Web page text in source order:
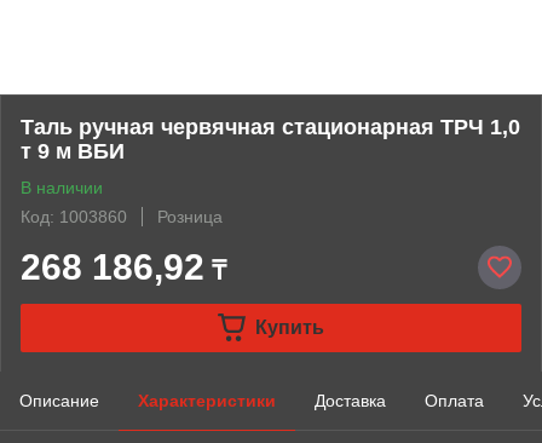
Таль ручная червячная стационарная ТРЧ 1,0
т 9 м ВБИ
В наличии
Код: 1003860
Розница
268 186,92 ₸
Купить
Описание Характеристики Доставка Оплата